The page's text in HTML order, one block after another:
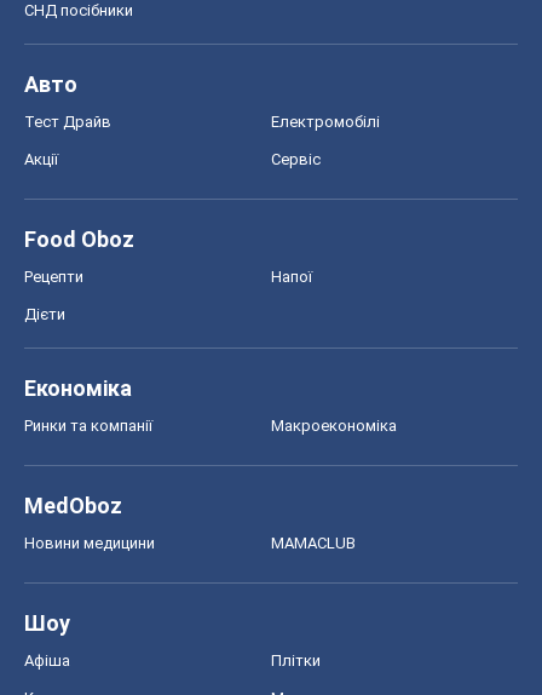
СНД посібники
Авто
Тест Драйв Електромобілі
Акції Сервіс
Food Oboz
Рецепти Напої
Дієти
Економіка
Ринки та компанії Макроекономіка
MedOboz
Новини медицини MAMACLUB
Шоу
Афіша Плітки